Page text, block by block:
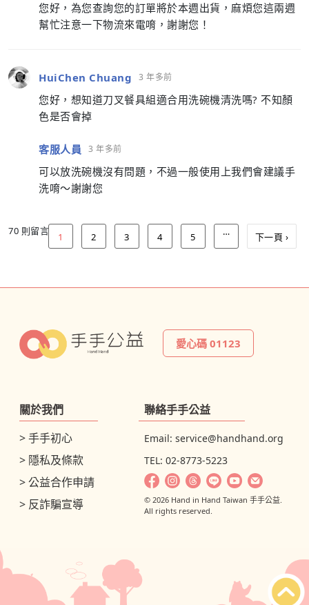
您好，為您查詢您的訂單將於本週出貨，麻煩您這兩週
幫忙注意一下物流來電唷，謝謝您！
HuiChen Chuang 3 年多前
您好，想知道刀叉餐具組適合用洗碗機清洗嗎? 不知顏
色是否會掉
客服人員 3 年多前
可以放洗碗機沒有問題，不過一般使用上我們會建議手
洗唷～謝謝您
70 則留言 1 2 3 4 5 … 下一頁 ›
愛心碼 01123
關於我們
> 手手初心
> 隱私及條款
> 公益合作申請
> 反詐騙宣導
聯絡手手公益
Email:service@handhand.org
TEL: 02-8773-5223
© 2026 Hand in Hand Taiwan 手手公益.
All rights reserved.